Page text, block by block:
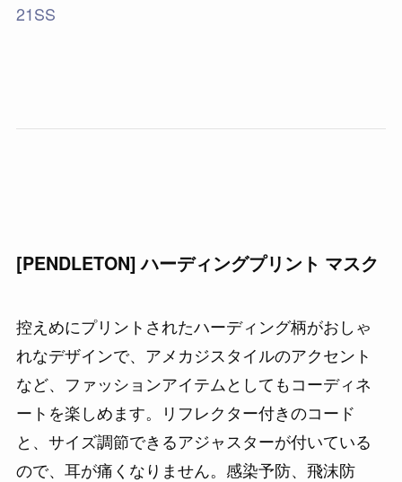
21SS
[PENDLETON] ハーディングプリント マスク
控えめにプリントされたハーディング柄がおしゃ
れなデザインで、アメカジスタイルのアクセント
など、ファッションアイテムとしてもコーディネ
ートを楽しめます。リフレクター付きのコード
と、サイズ調節できるアジャスターが付いている
ので、耳が痛くなりません。感染予防、飛沫防